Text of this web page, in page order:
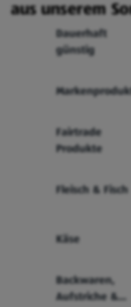
aus unserem
Dauerhaft
günstig
Fairtrade
Produkte
Fleisch & Fisch
Käse
Backwaren,
Aufstriche &